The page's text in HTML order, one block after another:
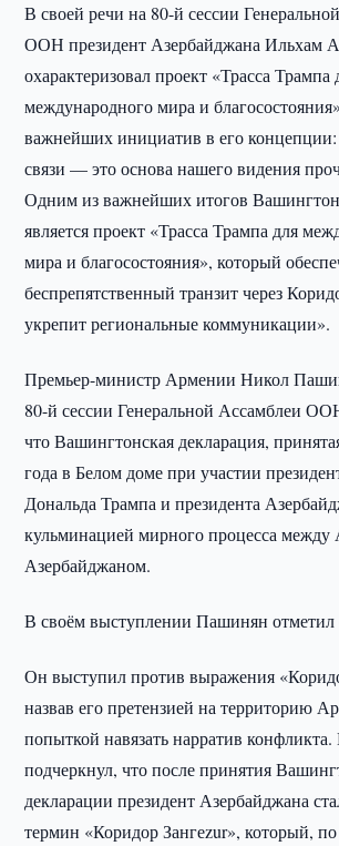
В своей речи на 80-й сессии
ООН президент Азербайджана Ильхам
охарактеризовал проект «Трасса Трампа
международного мира и
важнейших инициатив в его
связи — это основа нашего видения
Одним из важнейших итогов
является проект «Трасса Трампа для
мира и благосостояния», который
беспрепятственный транзит через
укрепит региональные коммуникации».
Премьер-министр Армении Никол
80-й сессии Генеральной Ассамблеи
что Вашингтонская декларация,
года в Белом доме при участии
Дональда Трампа и президента
кульминацией мирного процесса
Азербайджаном.
В своём выступлении Пашинян отметил
Он выступил против выражения
назвав его претензией на территорию
попыткой навязать нарратив
подчеркнул, что после принятия
декларации президент Азербайджана
термин «Коридор Зангеzur», который, по